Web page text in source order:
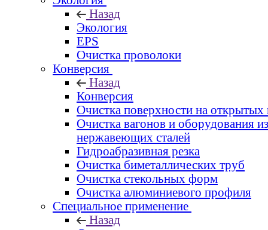
Назад
Экология
EPS
Очистка проволоки
Конверсия
Назад
Конверсия
Очистка поверхности на
Очистка вагонов и оборудования
нержавеющих сталей
Гидроабразивная резка
Очистка биметаллических труб
Очистка стекольных форм
Очистка алюминиевого профиля
Специальное применение
Назад